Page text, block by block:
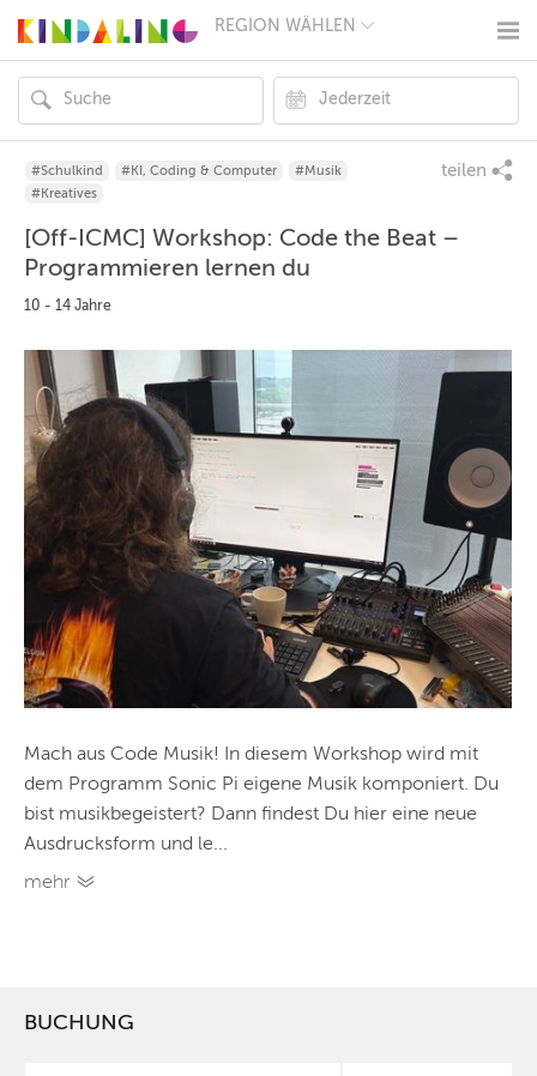
REGION WÄHLEN
MÜNCHEN
HAMBURG
FRANKFURT
KÖLN
DÜSSELDORF
HANNOVER
ZÜRICH
ANDERE
REGIONEN
#Schulkind #KI, Coding & Computer
#Musik
#Kreatives
teilen
[Off-ICMC] Workshop: Code the Beat –
Programmieren lernen du
10 - 14 Jahre
Mach aus Code Musik! In diesem Workshop wird mit
dem Programm Sonic Pi eigene Musik komponiert. Du
bist musikbegeistert? Dann findest Du hier eine neue
Ausdrucksform und le...
mehr
BUCHUNG